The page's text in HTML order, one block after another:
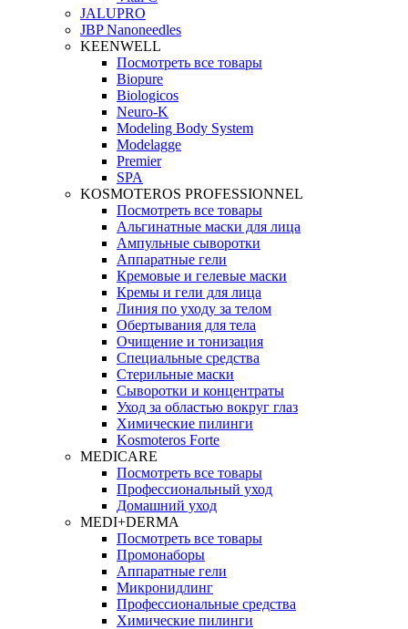
JALUPRO
JBP Nanoneedles
KEENWELL
Посмотреть все товары
Biopure
Biologicos
Neuro‑K
Modeling Body System
Modelagge
Premier
SPA
KOSMOTEROS PROFESSIONNEL
Посмотреть все товары
Альгинатные маски для лица
Ампульные сыворотки
Аппаратные гели
Кремовые и гелевые маски
Кремы и гели для лица
Линия по уходу за телом
Обертывания для тела
Очищение и тонизация
Специальные средства
Стерильные маски
Сыворотки и концентраты
Уход за областью вокруг глаз
Химические пилинги
Kosmoteros Forte
MEDICARE
Посмотреть все товары
Профессиональный уход
Домашний уход
MEDI+DERMA
Посмотреть все товары
Промонаборы
Аппаратные гели
Микронидлинг
Профессиональные средства
Химические пилинги